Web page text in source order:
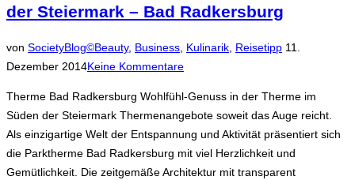
der Steiermark – Bad Radkersburg
von SocietyBlog©Beauty, Business Kulinarik ReisetippVeröffentlicht
11.
Dezember 2014Keine Kommentare
Therme Bad Radkersburg Wohlfühl-Genuss in der Therme im
Süden der Steiermark Thermenangebote soweit das Auge reicht.
Als einzigartige Welt der Entspannung und Aktivität präsentiert sich
die Parktherme Bad Radkersburg mit viel Herzlichkeit und
Gemütlichkeit. Die zeitgemäße Architektur mit transparent